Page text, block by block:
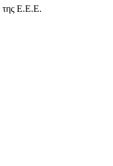
Ε.Ε.Ε.